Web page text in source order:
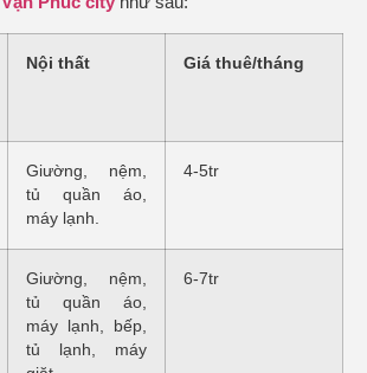
Nội thất Giá thuê/tháng
Giường, nệm,
tủ quần áo,
máy lạnh.
4-5tr
Giường, nệm,
tủ quần áo,
máy lạnh, bếp,
tủ lạnh, máy
6-7tr